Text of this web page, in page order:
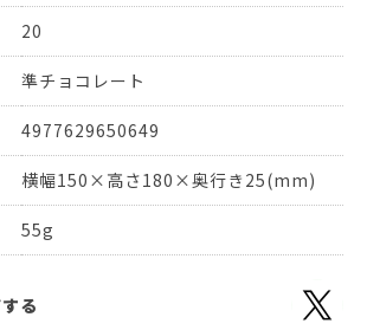
20
準チョコレート
4977629650649
横幅150×高さ180×奥行き25(mm)
55g
る